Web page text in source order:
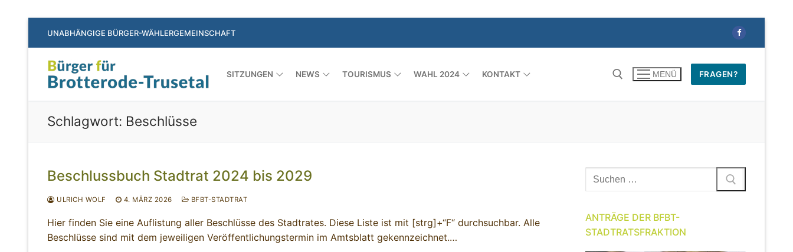
Inhalt
UNABHÄNGIGE BÜRGER-WÄHLERGEMEINSCHAFT
SITZUNGEN NEWS TOURISMUS WAHL 2024 KONTAKT MENÜ FRAGEN?
Schlagwort: Beschlüsse
Beschlussbuch Stadtrat 2024 bis 2029
ULRICH WOLF 4. MÄRZ 2026 BFBT-STADTRAT
Hier finden Sie eine Auflistung aller Beschlüsse des Stadtrates. Diese Liste ist mit [strg]+“F“ durchsuchbar. Alle
Beschlüsse sind mit dem jeweiligen Veröffentlichungstermin im Amtsblatt gekennzeichnet.…
Suchen
nach:
ANTRÄGE DER BFBT-
STADTRATSFRAKTION